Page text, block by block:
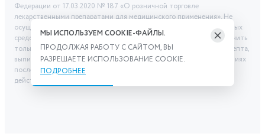
Федерации от 17.03.2020 № 187 «О розничной торговле
лекарственными препаратами для медицинского применения». Не
осуществляем дистанционную продажу рецептурных лекарственных
средств и БАД. Рецептурные лекарственные средства можно получить
только при помощи самовывоза в аптеке при предоставлении рецепта,
выписанного врачом. Бронирование товара выполняется при условиях
последующего выкупа заказа в выбранном аптечном пункте. Цена
действительна только при заказе через сайт.
МЫ ИСПОЛЬЗУЕМ COOKIE-ФАЙЛЫ.
ПРОДОЛЖАЯ РАБОТУ С САЙТОМ, ВЫ
РАЗРЕШАЕТЕ ИСПОЛЬЗОВАНИЕ COOKIE.
ПОДРОБНЕЕ